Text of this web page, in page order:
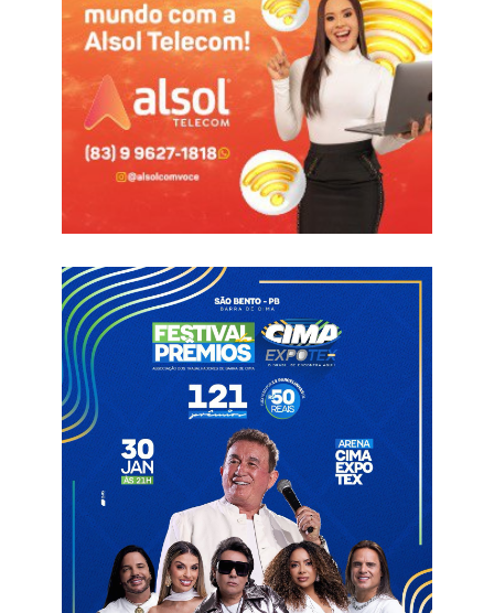
Cristina e Articuladora do Eixo Cultural do Selo, Sabrina
Fernandes.
Nesta edição, 66 prefeituras foram certificadas e o município
Brejo do Cruz conquistou pela segunda vez o Selo, mostrando
seu compromisso com políticas públicas pautadas no
fortalecimento, nos direitos, na proteção e na autonomia das
O tema pautado da edição foi Ano da Inclusão e da
Acessibilidade, destacando iniciativas que fortalecem a
equidade ampliam a participação social e promovem a
construção de uma sociedade mais justa, acessível e inclusiva
para todas as mulheres, em especial as mulheres com
deficiência.
Informações com Assessoria
Brejo do Cruz Parceira das Mulheres
Premio